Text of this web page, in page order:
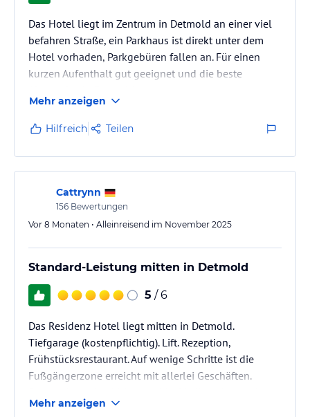
Das Hotel liegt im Zentrum in Detmold an einer viel
befahren Straße, ein Parkhaus ist direkt unter dem
Hotel vorhaden, Parkgebüren fallen an. Für einen
kurzen Aufenthalt gut geeignet und die beste
Mehr anzeigen
Hilfreich Teilen
Cattrynn
156 Bewertungen
Vor 8 Monaten • Alleinreisend im November 2025
Standard-Leistung mitten in Detmold
5 / 6
Das Residenz Hotel liegt mitten in Detmold.
Tiefgarage (kostenpflichtig). Lift. Rezeption,
Frühstücksrestaurant. Auf wenige Schritte ist die
Fußgängerzone erreicht mit allerlei Geschäften.
Check-in kann man von der Tiefgarage kommend
Mehr anzeigen